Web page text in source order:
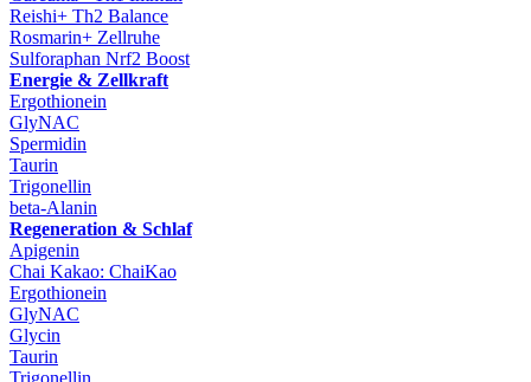
Reishi+ Th2 Balance
Rosmarin+ Zellruhe
Sulforaphan Nrf2 Boost
Energie & Zellkraft
Ergothionein
GlyNAC
Spermidin
Taurin
Trigonellin
beta-Alanin
Regeneration & Schlaf
Apigenin
Chai Kakao: ChaiKao
Ergothionein
GlyNAC
Glycin
Taurin
Trigonellin